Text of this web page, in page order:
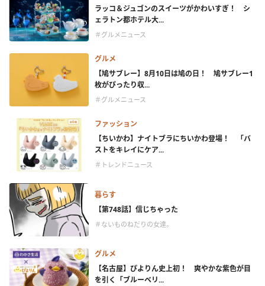
ラッコ＆ジュゴンのスイーツがかわいすぎ！ シ
ェラトン都ホテル大...
＃グルメニュース
グルメ
【鳩サブレー】8月10日は鳩の日！ 鳩サブレー1
枚がぴったり収...
＃グルメニュース
ファッション
【ちいかわ】ナイトブラにちいかわ登場！ 「バ
ストをキレイにケア...
＃トレンドニュース
暮らす
【第748話】信じちゃった
＃ないものねだりの女達。
グルメ
【名古屋】ぴよりん史上初！ 爽やかな紫色が目
を引く「ブルーベリ...